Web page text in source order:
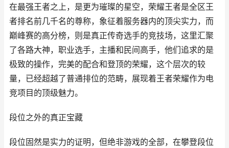
在最强王者之上，是更为璀璨的星空，荣耀王者是全区王
者排名前几千名的尊称，象征着服务器内的顶尖实力，而
巅峰赛的高分榜，则是真正传奇选手的竞技场，这里汇聚
了各路大神，职业选手，主播和民间高手，他们追求的是
极致的操作，完美的配合和登顶的荣耀，这个层次的较
量，已经超越了普通排位的范畴，展现着王者荣耀作为电
竞项目的顶级魅力。
段位之外的真正宝藏
段位固然是实力的证明，但绝非游戏的全部，在攀登段位